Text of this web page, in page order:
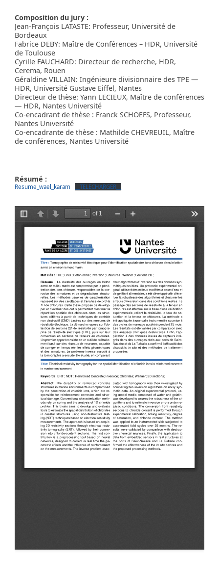
Composition du jury :
Jean-François LATASTE: Professeur, Université de
Bordeaux
Fabrice DEBY: Maître de Conférences – HDR, Université
de Toulouse
Cyrille FAUCHARD: Directeur de recherche, HDR,
Cerema, Rouen
Géraldine VILLAIN: Ingénieure divisionnaire des TPE —
HDR, Université Gustave Eiffel, Nantes
Directeur de thèse: Yann LECIEUX, Maître de conférences
— HDR, Nantes Université
Co-encadrant de thèse : Franck SCHOEFS, Professeur,
Nantes Université
Co-encadrante de thèse : Mathilde CHEVREUIL, Maître
de conférences, Nantes Université
Résumé :
Resume_wael_karam __TELECHARGER__